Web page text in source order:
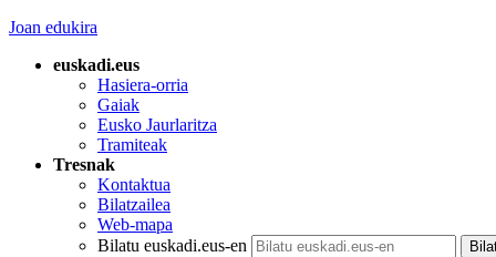
Joan edukira
euskadi.eus
Hasiera-orria
Gaiak
Eusko Jaurlaritza
Tramiteak
Tresnak
Kontaktua
Bilatzailea
Web-mapa
Bilatu euskadi.eus-en